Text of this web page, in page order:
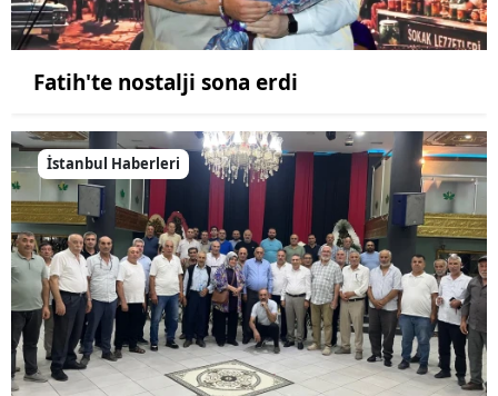
Fatih'te nostalji sona erdi
İstanbul Haberleri